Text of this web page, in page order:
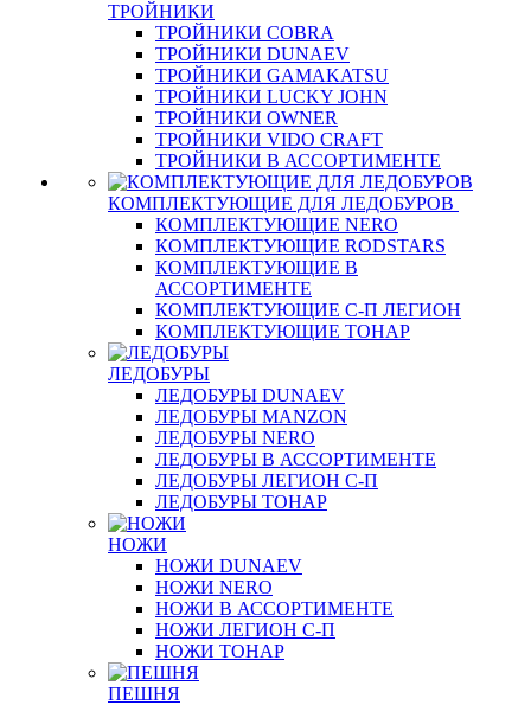
ТРОЙНИКИ
ТРОЙНИКИ COBRA
ТРОЙНИКИ DUNAEV
ТРОЙНИКИ GAMAKATSU
ТРОЙНИКИ LUCKY JOHN
ТРОЙНИКИ OWNER
ТРОЙНИКИ VIDO CRAFT
ТРОЙНИКИ В АССОРТИМЕНТЕ
КОМПЛЕКТУЮЩИЕ ДЛЯ ЛЕДОБУРОВ
КОМПЛЕКТУЮЩИЕ NERO
КОМПЛЕКТУЮЩИЕ RODSTARS
КОМПЛЕКТУЮЩИЕ В
АССОРТИМЕНТЕ
КОМПЛЕКТУЮЩИЕ С-П ЛЕГИОН
КОМПЛЕКТУЮЩИЕ ТОНАР
ЛЕДОБУРЫ
ЛЕДОБУРЫ DUNAEV
ЛЕДОБУРЫ MANZON
ЛЕДОБУРЫ NERO
ЛЕДОБУРЫ В АССОРТИМЕНТЕ
ЛЕДОБУРЫ ЛЕГИОН С-П
ЛЕДОБУРЫ ТОНАР
НОЖИ
НОЖИ DUNAEV
НОЖИ NERO
НОЖИ В АССОРТИМЕНТЕ
НОЖИ ЛЕГИОН С-П
НОЖИ ТОНАР
ПЕШНЯ